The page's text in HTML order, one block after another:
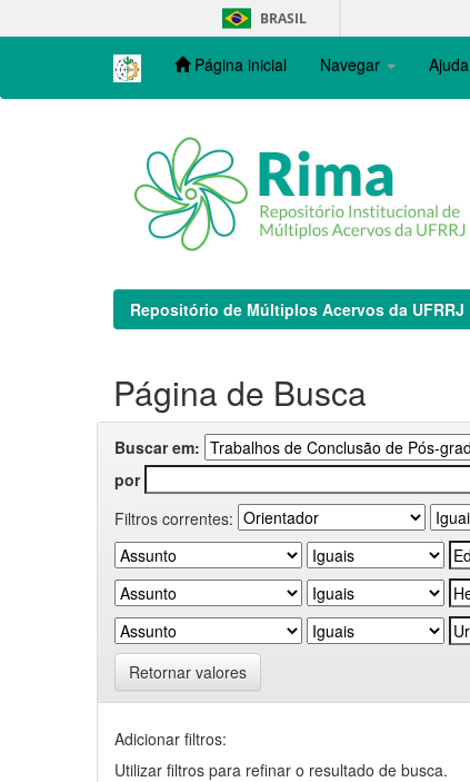
navigation
BRASIL
Página inicial Navegar Ajuda
Repositório de Múltiplos Acervos da UFRRJ
Página de Busca
Buscar em:
por
Filtros correntes:
Retornar valores
Adicionar filtros:
Utilizar filtros para refinar o resultado de busca.